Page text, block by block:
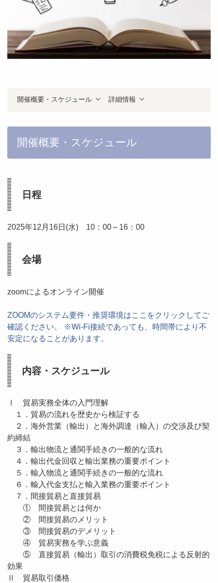
開催概要・スケジュール 詳細情報
開催概要・スケジュール
日程
2025年12月16日(水) 10：00～16：00
会場
zoomによるオンライン開催
ZOOMのシステム要件・推奨環境はここをクリックしてご
確認ください。 ※Wi-Fi接続であっても、時間帯により不
安定になることがあります。
内容・スケジュール
Ⅰ 貿易実務全体の入門理解
１．貿易の流れを歴史から検証する
２．海外営業（輸出）と海外調達（輸入）の交渉及び契
約締結
３．輸出物流と通関手続きの一般的な流れ
４．輸出代金回収と輸出業務の重要ポイント
５．輸入物流と通関手続きの一般的な流れ
６．輸入代金支払と輸入業務の重要ポイント
７．間接貿易と直接貿易
① 間接貿易とは何か
② 間接貿易のメリット
③ 間接貿易のデメリット
④ 貿易実務を学ぶ意義
⑤ 直接貿易（輸出）取引の消費税免税による反射的
効果
Ⅱ 貿易取引価格